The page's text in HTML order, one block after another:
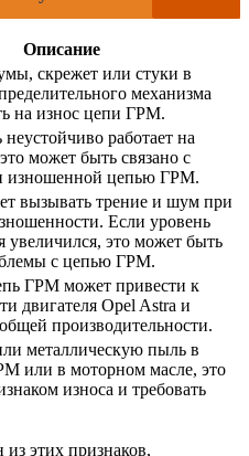
Описание
скрежет или стуки в
механизма
на износ цепи ГРМ.
неустойчиво работает на
может быть связано с
изношенной цепью ГРМ.
вызывать трение и шум при
Если уровень
увеличился, это может быть
с цепью ГРМ.
ГРМ может привести к
двигателя Opel Astra и
производительности.
металлическую пыль в
или в моторном масле, это
износа и требовать
этих признаков,